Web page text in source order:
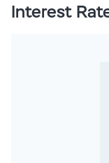
Interest